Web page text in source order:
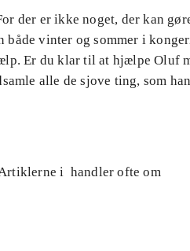
der er ikke noget, der kan
både vinter og sommer i
Er du klar til at hjælpe Oluf
alle de sjove ting, som
i handler ofte om